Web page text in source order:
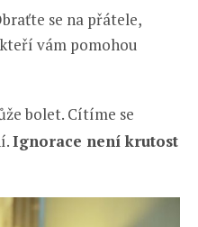
se na přátele,
vám pomohou
bolet. Cítíme se
Ignorace není krutost